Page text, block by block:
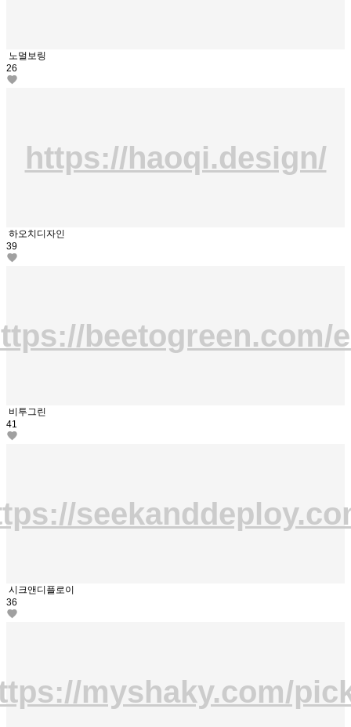
노멀보링
26
https://haoqi.design/
하오치디자인
39
beetogreen.com/
비투그린
41
시크앤디플로이
36
myshaky.com/